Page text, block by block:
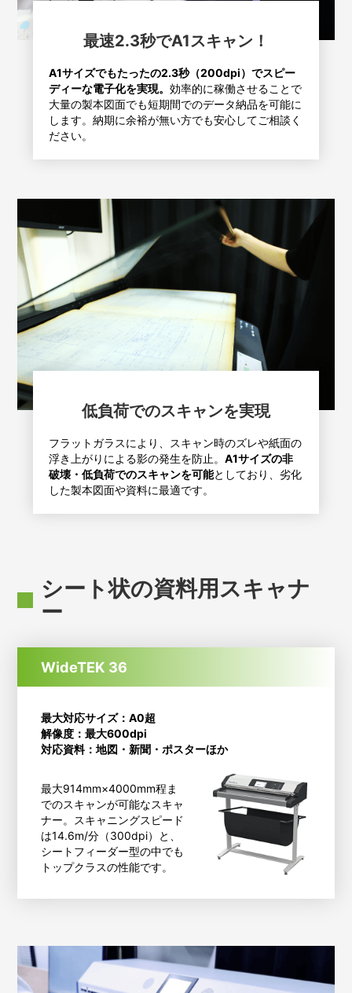
最速2.3秒でA1スキャン！
A1サイズでもたったの2.3秒（200dpi）でスピー
ディーな電子化を実現。効率的に稼働させることで
大量の製本図面でも短期間でのデータ納品を可能に
します。納期に余裕が無い方でも安心してご相談く
ださい。
低負荷でのスキャンを実現
フラットガラスにより、スキャン時のズレや紙面の
浮き上がりによる影の発生を防止。A1サイズの非
破壊・低負荷でのスキャンを可能としており、劣化
した製本図面や資料に最適です。
シート状の資料用スキャナ
ー
WideTEK 36
最大対応サイズ：A0超
解像度：最大600dpi
対応資料：地図・新聞・ポスターほか
最大914mm×4000mm程ま
でのスキャンが可能なスキャ
ナー。スキャニングスピード
は14.6m/分（300dpi）と、
シートフィーダー型の中でも
トップクラスの性能です。